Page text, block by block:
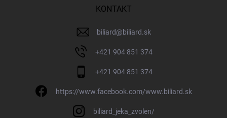
KONTAKT
biliard@biliard.sk
+421 904 851 374
+421 904 851 374
https://www.facebook.com/www.biliard.sk
biliard_jeka_zvolen/